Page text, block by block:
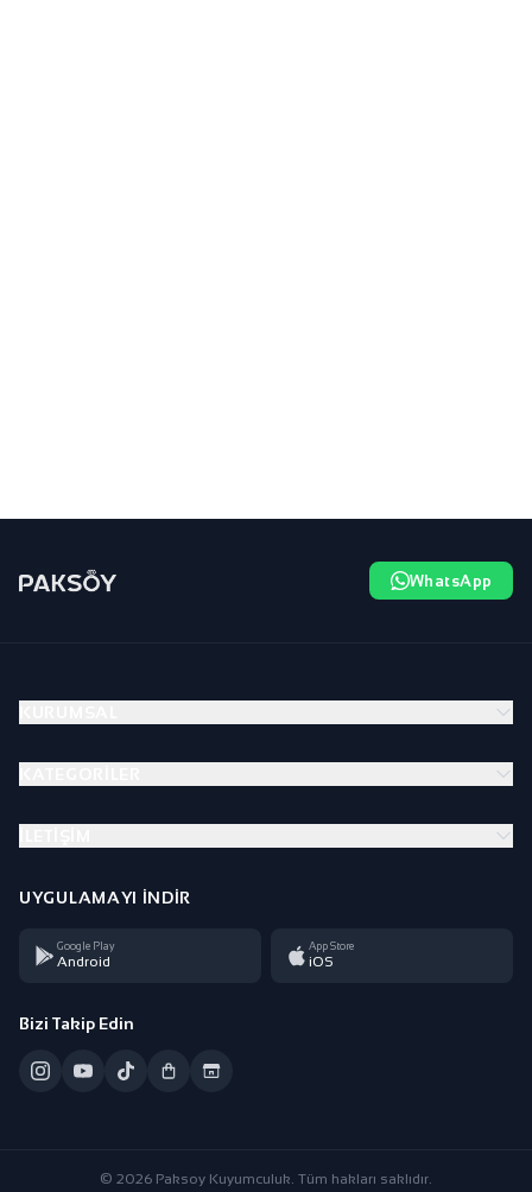
WhatsApp
UYGULAMAYI İNDIR
Google Play
Android
App Store
iOS
Bizi Takip Edin
© 2026 Paksoy Kuyumculuk. Tüm hakları saklıdır.